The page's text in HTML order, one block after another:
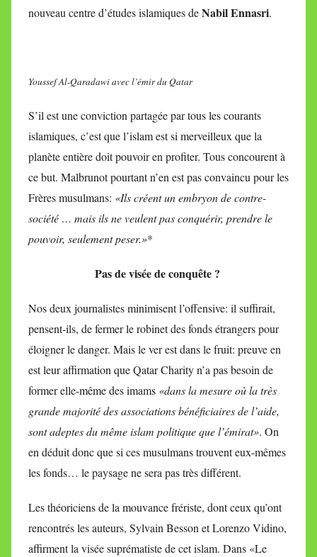
nouveau centre d’études islamiques deNabil Ennasri.
Youssef Al-Qaradawi avec l’émir du Qatar
S’il est une conviction partagée par tous les courants
islamiques, c’est que l’islam est si merveilleux que la
planète entière doit pouvoir en profiter. Tous concourent à
ce but. Malbrunot pourtant n’en est pas convaincu pour les
Frères musulmans: «Ils créent un embryon de contre-
société … mais ils ne veulent pas conquérir, prendre le
pouvoir, seulement peser.»*
Pas de visée de conquête ?
Nos deux journalistes minimisent l’offensive: il suffirait,
pensent-ils, de fermer le robinet des fonds étrangers pour
éloigner le danger. Mais le ver est dans le fruit: preuve en
est leur affirmation que Qatar Charity n’a pas besoin de
former elle-même des imams «dans la mesure où la très
grande majorité des associations bénéficiaires de l’aide,
sont adeptes du même islam politique que l’émirat». On
en déduit donc que si ces musulmans trouvent eux-mêmes
les fonds… le paysage ne sera pas très différent.
Les théoriciens de la mouvance frériste, dont ceux qu’ont
rencontrés les auteurs, Sylvain Besson et Lorenzo Vidino,
affirment la visée suprématiste de cet islam. Dans «Le